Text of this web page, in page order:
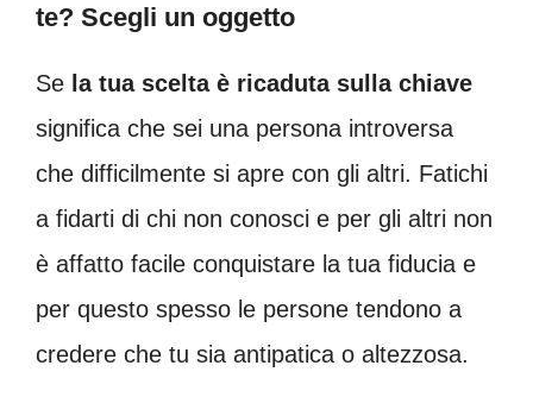
te? Scegli un oggetto
Se la tua scelta è ricaduta sulla chiave
significa che sei una persona introversa
che difficilmente si apre con gli altri. Fatichi
a fidarti di chi non conosci e per gli altri non
è affatto facile conquistare la tua fiducia e
per questo spesso le persone tendono a
credere che tu sia antipatica o altezzosa.